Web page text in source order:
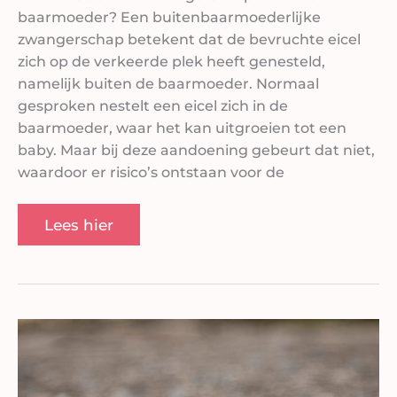
baarmoeder? Een buitenbaarmoederlijke
zwangerschap betekent dat de bevruchte eicel
zich op de verkeerde plek heeft genesteld,
namelijk buiten de baarmoeder. Normaal
gesproken nestelt een eicel zich in de
baarmoeder, waar het kan uitgroeien tot een
baby. Maar bij deze aandoening gebeurt dat niet,
waardoor er risico’s ontstaan voor de
Lees hier
kruipbewegingen
je